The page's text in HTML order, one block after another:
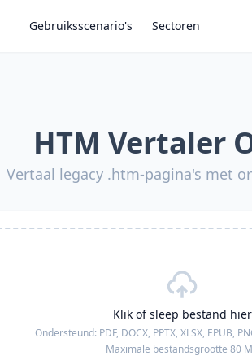
Gebruiksscenario's Sectoren
HTM Vertaler
Vertaal legacy .htm-pagina's met
Klik of sleep bestand hier
Ondersteund: PDF, DOCX, PPTX, XLSX, EPUB,
Maximale bestandsgrootte 80